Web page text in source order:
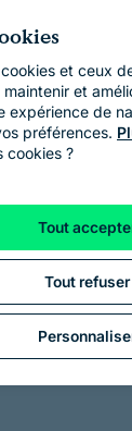
et ceux
et
expérience de
préférences.
cookies ?
Tout refuser
Tout